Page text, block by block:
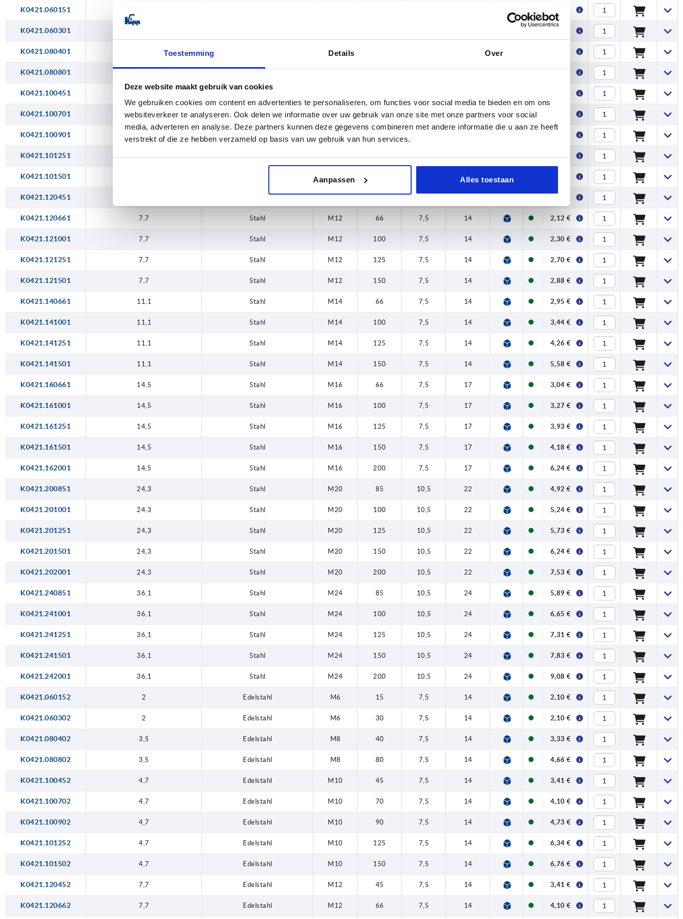
Toestemming Details Over
Deze website maakt gebruik van cookies
We gebruiken cookies om content en advertenties te personaliseren, om functies voor social media te bieden en om ons
websiteverkeer te analyseren. Ook delen we informatie over uw gebruik van onze site met onze partners voor social
media, adverteren en analyse. Deze partners kunnen deze gegevens combineren met andere informatie die u aan ze heeft
verstrekt of die ze hebben verzameld op basis van uw gebruik van hun services.
Aanpassen Alles toestaan
90
125
150
K0421.060151 1,63 €
K0421.060301 1,63 €
K0421.080401 M8 1,88 €
K0421.080801 2,12 €
K0421.100451 1,96 €
K0421.100701 4,7 Stahl M10 70 7,5 14 2,03 €
K0421.100901 Stahl M10 2,30 €
K0421.101251 4,7 Stahl M10 125 7,5 14 2,78 €
K0421.101501 14 3,93 €
K0421.120451 M12 45 1,88 €
K0421.120661 7,7 Stahl M12 66 7,5 14 2,12 €
K0421.121001 7,7 Stahl M12 100 7,5 14 2,30 €
K0421.121251 7,7 Stahl M12 125 7,5 14 2,70 €
K0421.121501 7,7 Stahl M12 150 7,5 14 2,88 €
K0421.140661 11,1 Stahl M14 66 7,5 14 2,95 €
K0421.141001 11,1 Stahl M14 100 7,5 14 3,44 €
K0421.141251 11,1 Stahl M14 125 7,5 14 4,26 €
K0421.141501 11,1 Stahl M14 150 7,5 14 5,58 €
K0421.160661 14,5 Stahl M16 66 7,5 17 3,04 €
K0421.161001 14,5 Stahl M16 100 7,5 17 3,27 €
K0421.161251 14,5 Stahl M16 125 7,5 17 3,93 €
K0421.161501 14,5 Stahl M16 150 7,5 17 4,18 €
K0421.162001 14,5 Stahl M16 200 7,5 17 6,24 €
K0421.200851 24,3 Stahl M20 85 10,5 22 4,92 €
K0421.201001 24,3 Stahl M20 100 10,5 22 5,24 €
K0421.201251 24,3 Stahl M20 125 10,5 22 5,73 €
K0421.201501 24,3 Stahl M20 150 10,5 22 6,24 €
K0421.202001 24,3 Stahl M20 200 10,5 22 7,53 €
K0421.240851 36,1 Stahl M24 85 10,5 24 5,89 €
K0421.241001 36,1 Stahl M24 100 10,5 24 6,65 €
K0421.241251 36,1 Stahl M24 125 10,5 24 7,31 €
K0421.241501 36,1 Stahl M24 150 10,5 24 7,83 €
K0421.242001 36,1 Stahl M24 200 10,5 24 9,08 €
K0421.060152 2 Edelstahl M6 15 7,5 14 2,10 €
K0421.060302 2 Edelstahl M6 30 7,5 14 2,10 €
K0421.080402 3,5 Edelstahl M8 40 7,5 14 3,33 €
K0421.080802 3,5 Edelstahl M8 80 7,5 14 4,66 €
K0421.100452 4,7 Edelstahl M10 45 7,5 14 3,41 €
K0421.100702 4,7 Edelstahl M10 70 7,5 14 4,10 €
K0421.100902 4,7 Edelstahl M10 90 7,5 14 4,73 €
K0421.101252 4,7 Edelstahl M10 125 7,5 14 6,34 €
K0421.101502 4,7 Edelstahl M10 150 7,5 14 6,76 €
K0421.120452 7,7 Edelstahl M12 45 7,5 14 3,41 €
K0421.120662 7,7 Edelstahl M12 66 7,5 14 4,10 €